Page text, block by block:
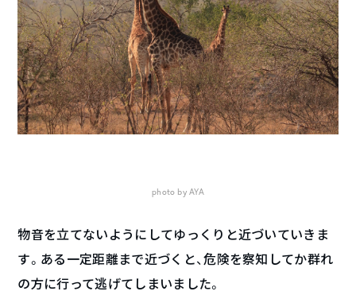
photo by AYA
物音を立てないようにしてゆっくりと近づいていきま
す。ある一定距離まで近づくと、危険を察知してか群れ
の方に行って逃げてしまいました。